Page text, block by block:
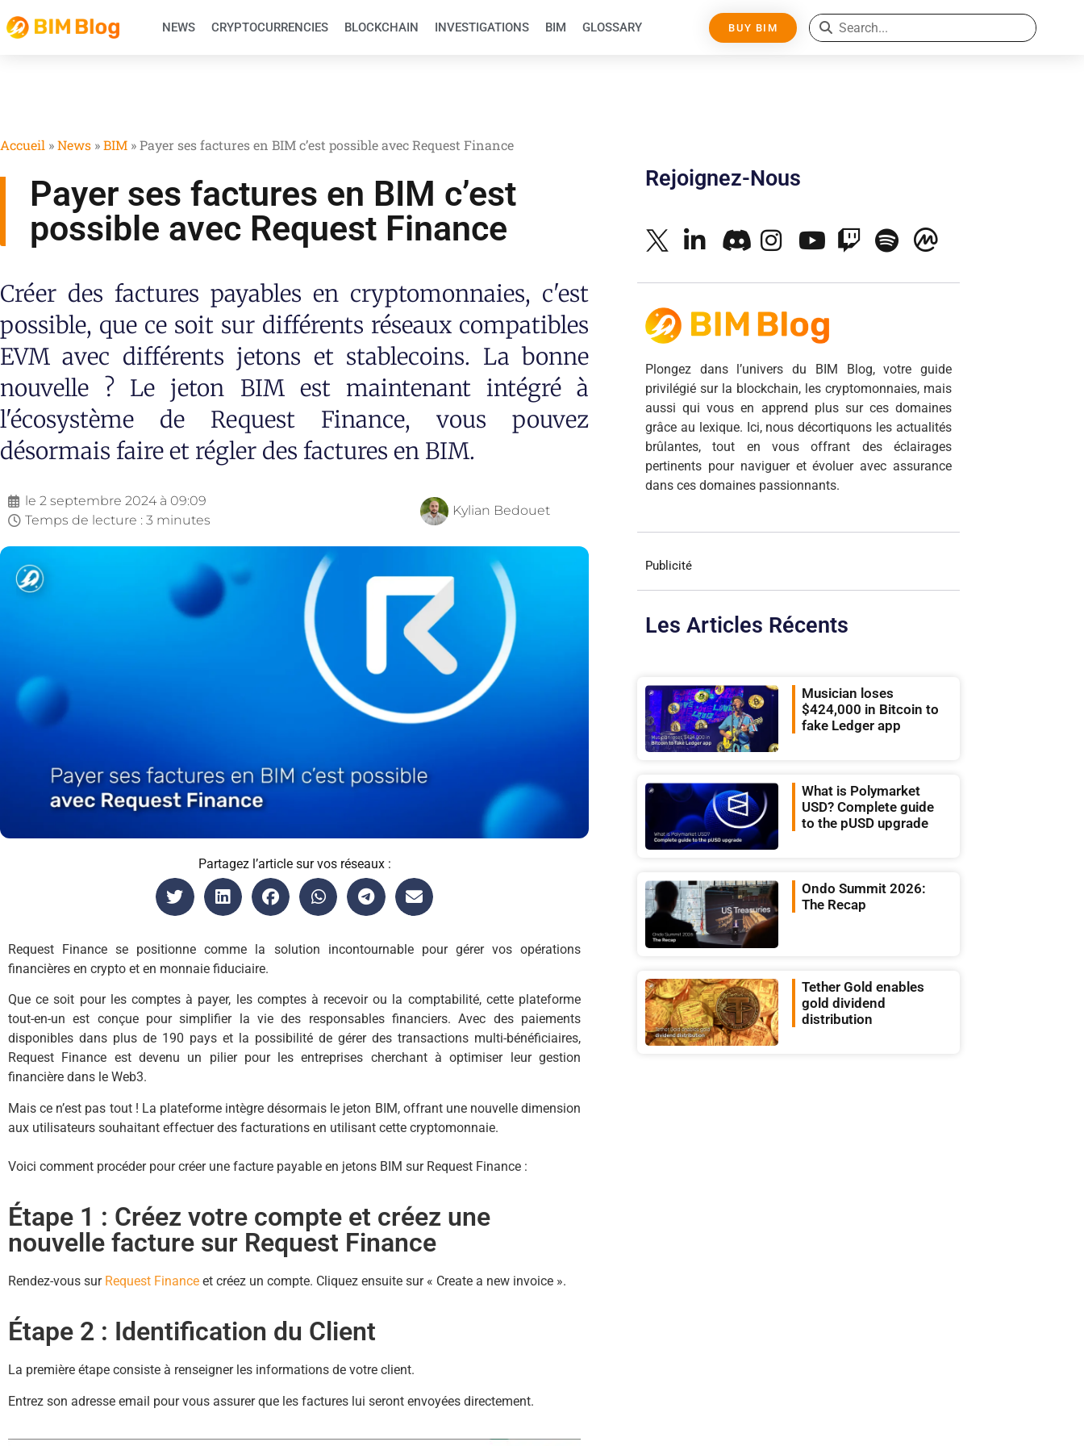
NEWS CRYPTOCURRENCIES BLOCKCHAIN INVESTIGATIONS BIM GLOSSARY BUY BIM
Accueil »News »BIM »Payer ses factures en BIM c’est possible avec Request Finance
Payer ses factures en BIM c’est
possible avec Request Finance
Créer des factures payables en cryptomonnaies, c'est
possible, que ce soit sur différents réseaux compatibles
EVM avec différents jetons et stablecoins. La bonne
nouvelle ? Le jeton BIM est maintenant intégré à
l'écosystème de Request Finance, vous pouvez
désormais faire et régler des factures en BIM.
le 2 septembre 2024 à 09:09
Temps de lecture : 3 minutes
Kylian Bedouet
Partagez l’article sur vos réseaux :
Request Finance se positionne comme la solution incontournable pour gérer vos opérations
financières en crypto et en monnaie fiduciaire.
Que ce soit pour les comptes à payer, les comptes à recevoir ou la comptabilité, cette plateforme
tout-en-un est conçue pour simplifier la vie des responsables financiers. Avec des paiements
disponibles dans plus de 190 pays et la possibilité de gérer des transactions multi-bénéficiaires,
Request Finance est devenu un pilier pour les entreprises cherchant à optimiser leur gestion
financière dans le Web3.
Mais ce n’est pas tout ! La plateforme intègre désormais le jeton BIM, offrant une nouvelle dimension
aux utilisateurs souhaitant effectuer des facturations en utilisant cette cryptomonnaie.
Voici comment procéder pour créer une facture payable en jetons BIM sur Request Finance :
Étape 1 : Créez votre compte et créez une
nouvelle facture sur Request Finance
Rendez-vous sur Request Finance et créez un compte. Cliquez ensuite sur « Create a new invoice ».
Étape 2 : Identification du Client
La première étape consiste à renseigner les informations de votre client.
Entrez son adresse email pour vous assurer que les factures lui seront envoyées directement.
Rejoignez-Nous
Plongez dans l’univers du BIM Blog, votre guide
privilégié sur la blockchain, les cryptomonnaies, mais
aussi qui vous en apprend plus sur ces domaines
grâce au lexique. Ici, nous décortiquons les actualités
brûlantes, tout en vous offrant des éclairages
pertinents pour naviguer et évoluer avec assurance
dans ces domaines passionnants.
Publicité
Les Articles Récents
Musician loses
$424,000 in Bitcoin to
fake Ledger app
What is Polymarket
USD? Complete guide
to the pUSD upgrade
Ondo Summit 2026:
The Recap
Tether Gold enables
gold dividend
distribution